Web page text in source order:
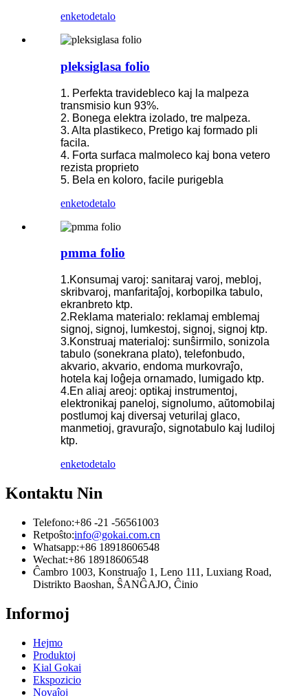
enketodetalo
pleksiglasa folio
1. Perfekta travidebleco kaj la malpeza
transmisio kun 93%.
2. Bonega elektra izolado, tre malpeza.
3. Alta plastikeco, Pretigo kaj formado pli
facila.
4. Forta surfaca malmoleco kaj bona vetero
rezista proprieto
5. Bela en koloro, facile purigebla
enketodetalo
pmma folio
1.Konsumaj varoj: sanitaraj varoj, mebloj,
skribvaroj, manfaritaĵoj, korbopilka tabulo,
ekranbreto ktp.
2.Reklama materialo: reklamaj emblemaj
signoj, signoj, lumkestoj, signoj, signoj ktp.
3.Konstruaj materialoj: sunŝirmilo, sonizola
tabulo (sonekrana plato), telefonbudo,
akvario, akvario, endoma murkovraĵo,
hotela kaj loĝeja ornamado, lumigado ktp.
4.En aliaj areoj: optikaj instrumentoj,
elektronikaj paneloj, signolumo, aŭtomobilaj
postlumoj kaj diversaj veturilaj glaco,
manmetioj, gravuraĵo, signotabulo kaj ludiloj
ktp.
enketodetalo
Kontaktu Nin
Telefono:+86 -21 -56561003
Retpoŝto:info@gokai.com.cn
Whatsapp:+86 18918606548
Wechat:+86 18918606548
Ĉambro 1003, Konstruaĵo 1, Leno 111, Luxiang Road,
Distrikto Baoshan, ŜANĜAJO, Ĉinio
Informoj
Hejmo
Produktoj
Kial Gokai
Ekspozicio
Novaĵoj